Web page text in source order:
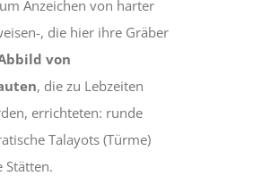
Anzeichen von harter
, die hier ihre Gräber
von
, die zu Lebzeiten
errichteten: runde
Talayots (Türme)
Stätten.